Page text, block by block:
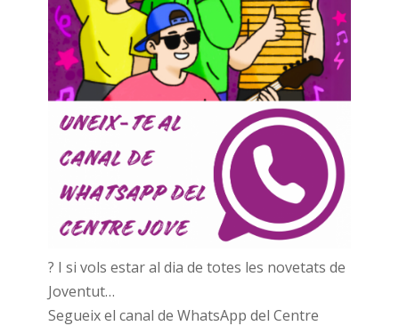
? I si vols estar al dia de totes les novetats de
Joventut…
Segueix el canal de WhatsApp del Centre